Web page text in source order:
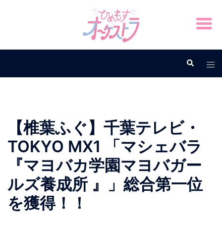
【椎葉ふぐ】千葉テレビ・
TOKYO MX1 「マシェバラ
『マヨバカ学園マヨバガー
ルズ養成所 』」総合第一位
を獲得！！